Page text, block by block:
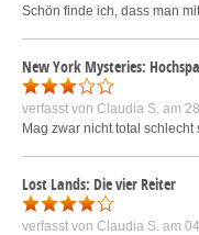
Schön finde ich, dass man
New York Mysteries:
verfasst von Claudia S. am
Mag zwar nicht total
Lost Lands: Die vier Reiter
verfasst von Claudia S. am